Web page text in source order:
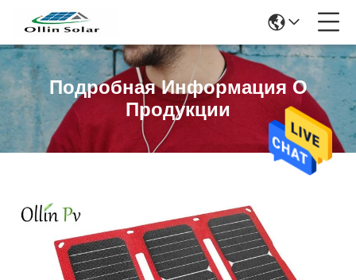
Подробная Информация О
Продукции